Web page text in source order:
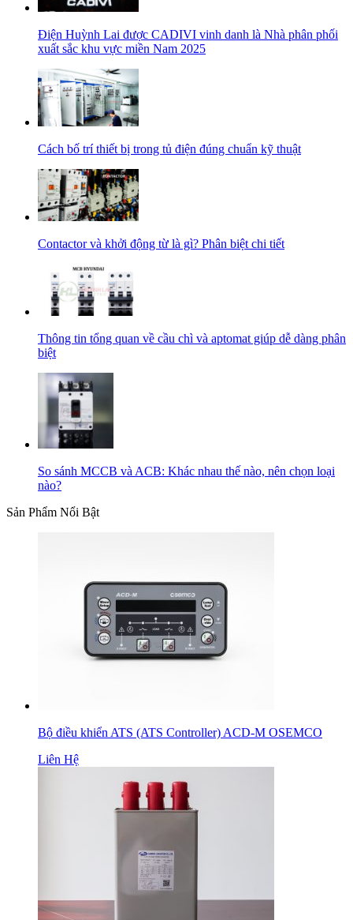
Điện Huỳnh Lai được CADIVI vinh danh là Nhà phân phối
xuất sắc khu vực miền Nam 2025
Cách bố trí thiết bị trong tủ điện đúng chuẩn kỹ thuật
Contactor và khởi động từ là gì? Phân biệt chi tiết
Thông tin tổng quan về cầu chì và aptomat giúp dễ dàng phân
biệt
So sánh MCCB và ACB: Khác nhau thế nào, nên chọn loại
nào?
Sản Phẩm Nổi Bật
Bộ điều khiển ATS (ATS Controller) ACD-M OSEMCO
Liên Hệ